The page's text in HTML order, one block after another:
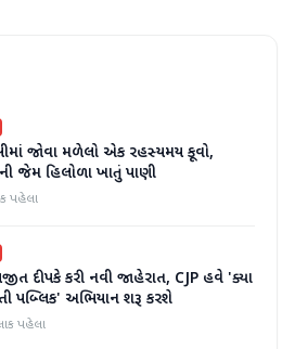
જોવા મળેલો એક રહસ્યમય કૂવો,
જેમ હિલોળા ખાતું પાણી
પહેલા
દીપકે કરી નવી જાહેરાત, CJP હવે 'ક્યા
પબ્લિક' અભિયાન શરૂ કરશે
પહેલા